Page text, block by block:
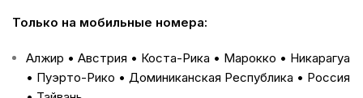
Только на мобильные номера:
Алжир • Австрия • Коста-Рика • Марокко • Никарагуа
• Пуэрто-Рико • Доминиканская Республика • Россия